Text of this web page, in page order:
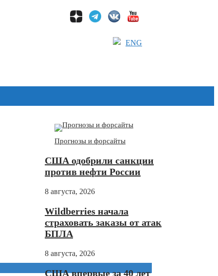
ENG
Прогнозы и форсайты
США одобрили санкции
против нефти России
8 августа, 2026
Wildberries начала
страховать заказы от атак
БПЛА
8 августа, 2026
США впервые за 40 лет